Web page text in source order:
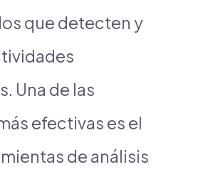
que detecten y
Una de las
efectivas es el
de análisis